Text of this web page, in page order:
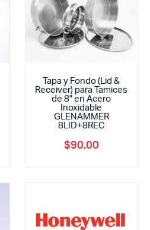
Tapa y Fondo (Lid &
Receiver) para Tamices
de 8" en Acero
Inoxidable
GLENAMMER
8LID+8REC
$90,00